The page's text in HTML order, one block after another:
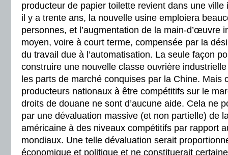
producteur de papier toilette revient dans une ville
il y a trente ans, la nouvelle usine emploiera
personnes, et l’augmentation de la main-d’œuvre
moyen, voire à court terme, compensée par la
du travail due à l’automatisation. La seule façon
construire une nouvelle classe ouvrière
les parts de marché conquises par la Chine. Mais
producteurs nationaux à être compétitifs sur le
droits de douane ne sont d’aucune aide. Cela ne
par une dévaluation massive (et non partielle) de
américaine à des niveaux compétitifs par rapport
mondiaux. Une telle dévaluation serait
économique et politique et ne constituerait